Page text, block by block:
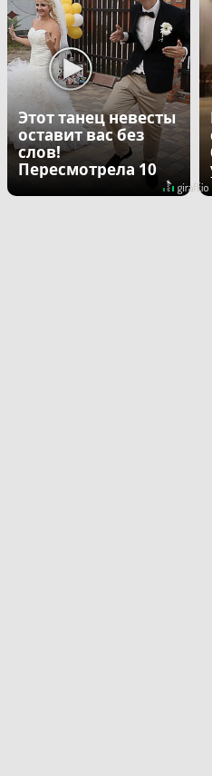
Этот танец невесты
оставит вас без
слов!
Пересмотрела 10